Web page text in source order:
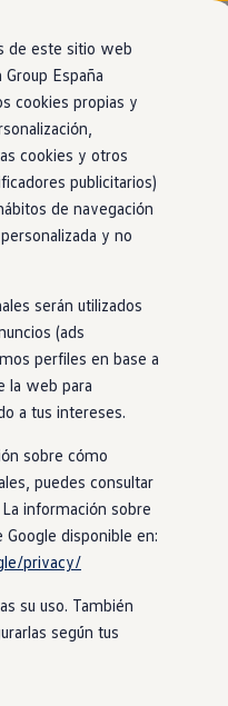
carga y ahorro
de este sitio web
España
cookies propias y
cookies y otros
publicitarios)
de navegación
y no
serán utilizados
(ads
perfiles en base a
la web para
a tus intereses.
sobre cómo
puedes consultar
La información sobre
disponible en:
privacy/
su uso. También
según tus